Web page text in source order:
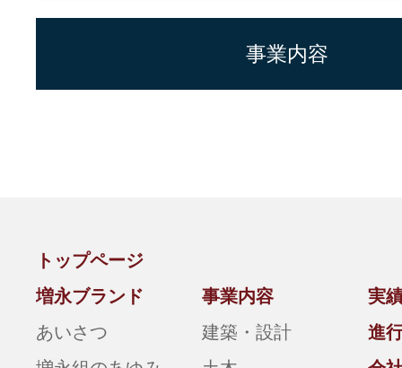
事業内容
トップページ
増永ブランド
あいさつ
事業内容
建築・設計
実
進